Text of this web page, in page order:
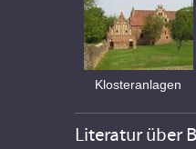
Klosteranlagen
Literatur über